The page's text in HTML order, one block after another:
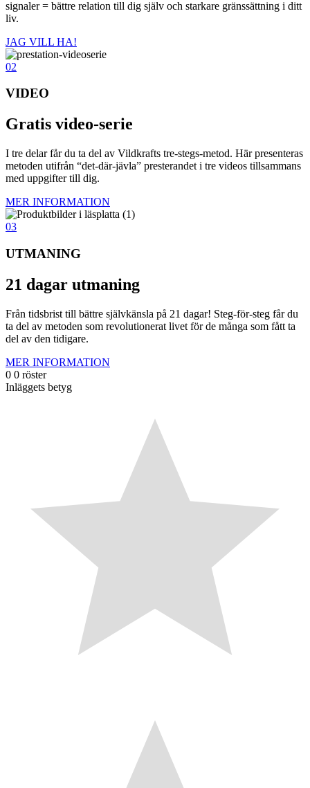
signaler = bättre relation till dig själv och starkare gränssättning i ditt
liv.
JAG VILL HA!
02
VIDEO
Gratis video-serie
I tre delar får du ta del av Vildkrafts tre-stegs-metod. Här presenteras
metoden utifrån “det-där-jävla” presterandet i tre videos tillsammans
med uppgifter till dig.
MER INFORMATION
03
UTMANING
21 dagar utmaning
Från tidsbrist till bättre självkänsla på 21 dagar! Steg-för-steg får du
ta del av metoden som revolutionerat livet för de många som fått ta
del av den tidigare.
MER INFORMATION
0 0 röster
Inläggets betyg